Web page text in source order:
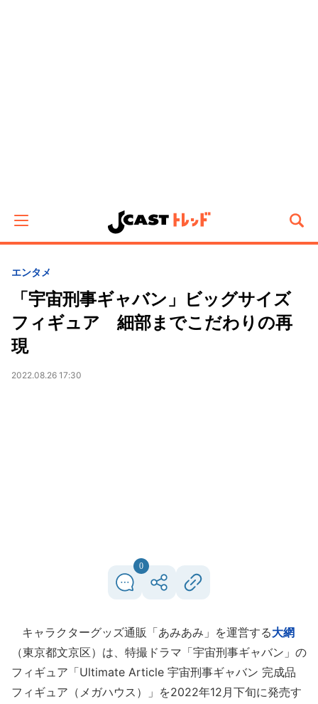
エンタメ
「宇宙刑事ギャバン」ビッグサイズ
フィギュア 細部までこだわりの再
現
2022.08.26 17:30
0
キャラクターグッズ通販「あみあみ」を運営する大網
（東京都文京区）は、特撮ドラマ「宇宙刑事ギャバン」の
フィギュア「Ultimate Article 宇宙刑事ギャバン 完成品
フィギュア（メガハウス）」を2022年12月下旬に発売す